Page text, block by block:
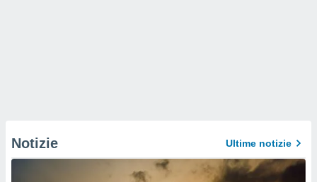
Notizie Ultime notizie